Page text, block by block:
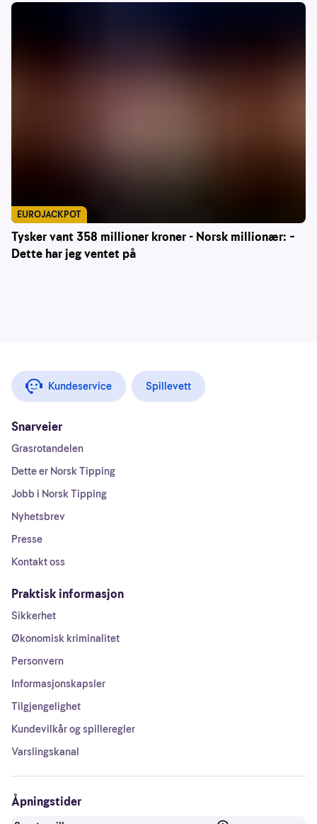
Tysker vant 358 millioner kroner - Norsk millionær: –
Dette har jeg ventet på
EUROJACKPOT
Kundeservice Spillevett
Snarveier
Grasrotandelen
Dette er Norsk Tipping
Jobb i Norsk Tipping
Nyhetsbrev
Presse
Kontakt oss
Praktisk informasjon
Sikkerhet
Økonomisk kriminalitet
Personvern
Informasjonskapsler
Tilgjengelighet
Kundevilkår og spilleregler
Varslingskanal
Åpningstider